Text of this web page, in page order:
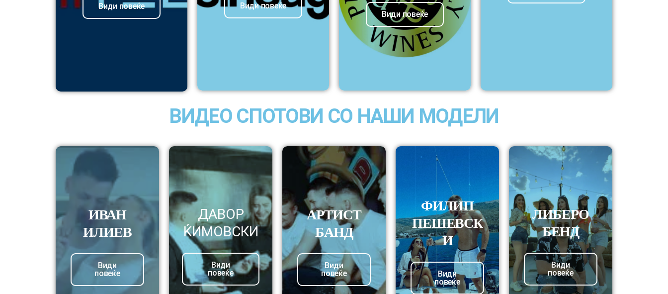
Види повеќе Види повеќе
Види повеќе
ВИДЕО СПОТОВИ СО НАШИ МОДЕЛИ
ИВАН
ИЛИЕВ
Види
повеќе
ДАВОР
ЌИМОВСКИ
Види
повеќе
АРТИСТ
БАНД
Види
повеќе
ФИЛИП
ПЕШЕВСК
И
Види
повеќе
ЛИБЕРО
БЕНД
Види
повеќе